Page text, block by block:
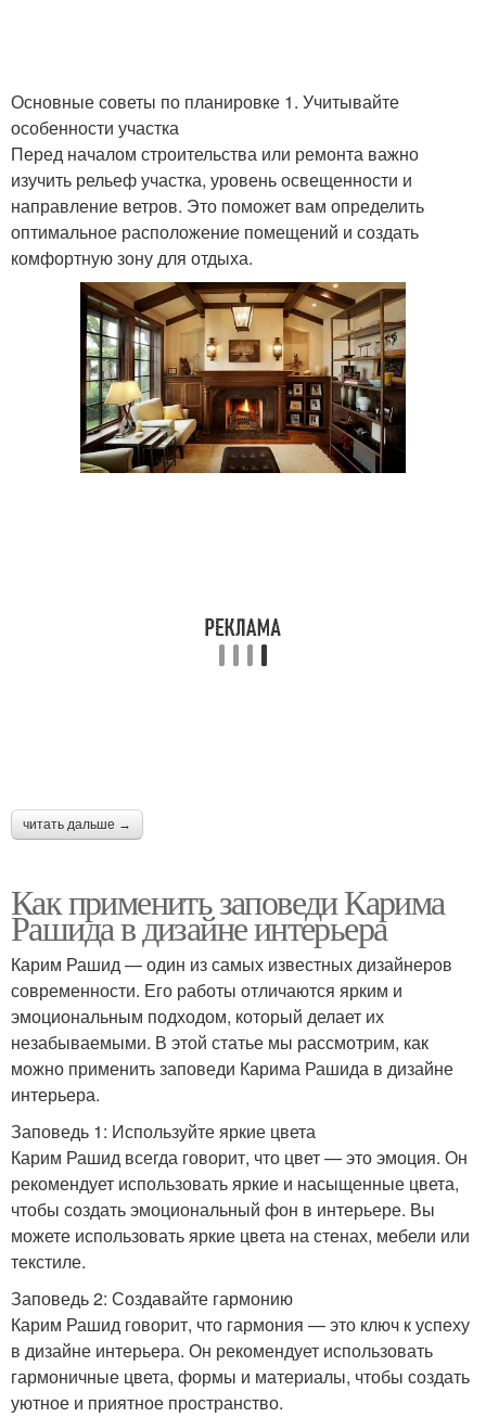
Основные советы по планировке 1. Учитывайте
особенности участка
Перед началом строительства или ремонта важно
изучить рельеф участка, уровень освещенности и
направление ветров. Это поможет вам определить
оптимальное расположение помещений и создать
комфортную зону для отдыха.
читать дальше →
Как применить заповеди Карима
Рашида в дизайне интерьера
Карим Рашид — один из самых известных дизайнеров
современности. Его работы отличаются ярким и
эмоциональным подходом, который делает их
незабываемыми. В этой статье мы рассмотрим, как
можно применить заповеди Карима Рашида в дизайне
интерьера.
Заповедь 1: Используйте яркие цвета
Карим Рашид всегда говорит, что цвет — это эмоция. Он
рекомендует использовать яркие и насыщенные цвета,
чтобы создать эмоциональный фон в интерьере. Вы
можете использовать яркие цвета на стенах, мебели или
текстиле.
Заповедь 2: Создавайте гармонию
Карим Рашид говорит, что гармония — это ключ к успеху
в дизайне интерьера. Он рекомендует использовать
гармоничные цвета, формы и материалы, чтобы создать
уютное и приятное пространство.